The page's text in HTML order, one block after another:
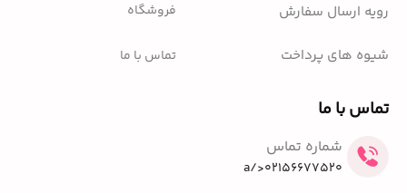
رویه ارسال سفارش
شیوه های پرداخت
فروشگاه
تماس با ما
تماس با ما
شماره تماس
02156677520</a